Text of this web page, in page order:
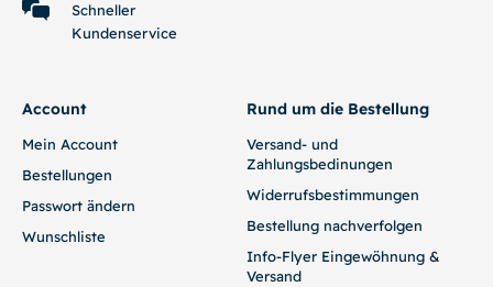
Schneller
Kundenservice
Account
Mein Account
Bestellungen
Passwort ändern
Wunschliste
Rund um die Bestellung
Versand- und
Zahlungsbedinungen
Widerrufsbestimmungen
Bestellung nachverfolgen
Info-Flyer Eingewöhnung &
Versand